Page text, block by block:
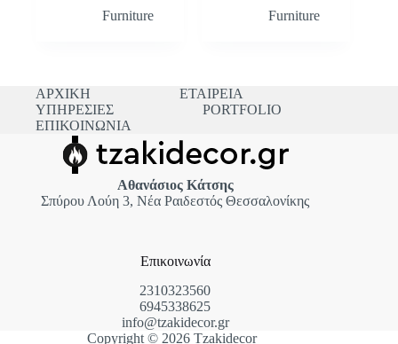
Furniture
Furniture
ΑΡΧΙΚΗ
ΕΤΑΙΡΕΙΑ
ΥΠΗΡΕΣΙΕΣ
PORTFOLIO
ΕΠΙΚΟΙΝΩΝΙΑ
Αθανάσιος Κάτσης
Σπύρου Λούη 3, Νέα Ραιδεστός Θεσσαλονίκης
Επικοινωνία
2310323560
6945338625
info@tzakidecor.gr
Copyright © 2026 Tzakidecor